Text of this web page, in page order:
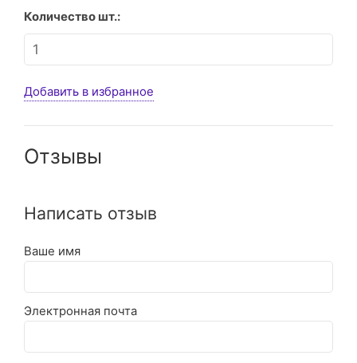
Количество шт.:
Добавить в избранное
Отзывы
Написать отзыв
Ваше имя
Электронная почта